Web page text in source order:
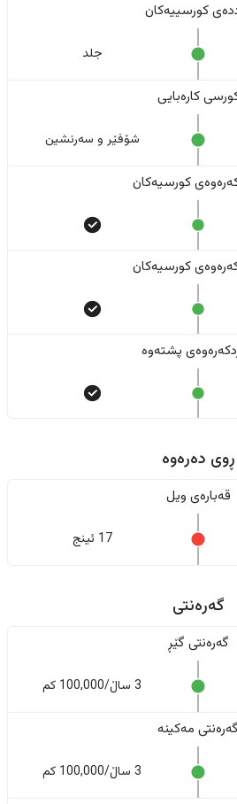
کورسییەکان
جلد
کارەبایی
شۆفێر و سەرنشین
کورسیەکان
کورسیەکان
پشتەوە
ڕوی دەرەوە
قەبارەی ویل
17 ئینج
گەرەنتی
گەرەنتی گێڕ
3 ساڵ/100,000 کم
گەرەنتی مەکینە
3 ساڵ/100,000 کم